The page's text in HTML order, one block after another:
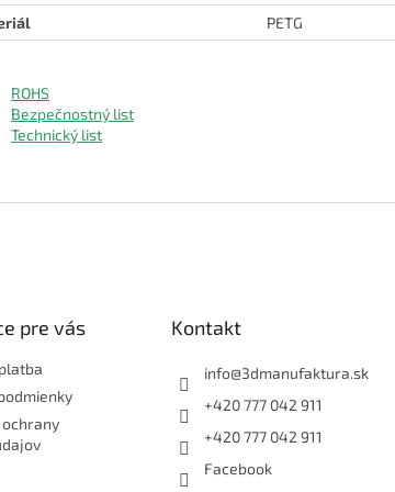
PETG
ROHS
Bezpečnostný list
Technický list
pre vás
ochrany
Kontakt
info@3dmanufaktura.sk
+420 777 042 911
+420 777 042 911
Facebook